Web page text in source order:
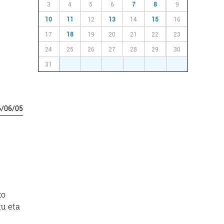
/06/05
eta
3 4 5 6 7 8 9
10 11 12 13 14 15 16
17 18 19 20 21 22 23
24 25 26 27 28 29 30
31